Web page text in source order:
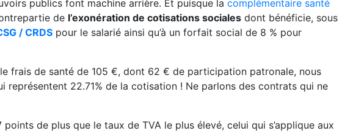
publics font machine arrière. Et puisque la complémentaire santé
de l’exonération de cotisations sociales dont bénéficie, sous
/ CRDS pour le salarié ainsi qu’à un forfait social de 8 % pour
frais de santé de 105 €, dont 62 € de participation patronale, nous
22.71% de la cotisation ! Ne parlons des contrats qui ne
de plus que le taux de TVA le plus élevé, celui qui s’applique aux